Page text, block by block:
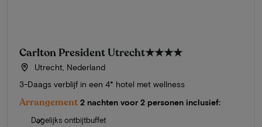
Carlton President Utrecht★★★★
Utrecht, Nederland
3-Daags verblijf in een 4* hotel met wellness
Arrangement 2 nachten voor 2 personen inclusief:
Dagelijks ontbijtbuffet